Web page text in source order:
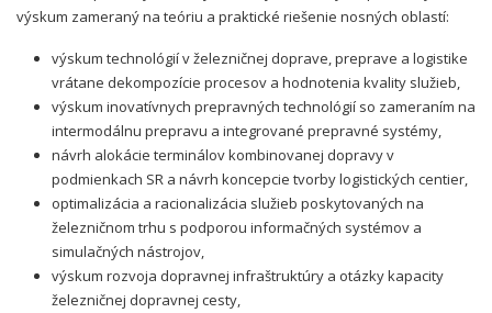
výskum zameraný na teóriu a praktické riešenie nosných oblastí:
výskum technológií v železničnej doprave, preprave a logistike
vrátane dekompozície procesov a hodnotenia kvality služieb,
výskum inovatívnych prepravných technológií so zameraním na
intermodálnu prepravu a integrované prepravné systémy,
návrh alokácie terminálov kombinovanej dopravy v
podmienkach SR a návrh koncepcie tvorby logistických centier,
optimalizácia a racionalizácia služieb poskytovaných na
železničnom trhu s podporou informačných systémov a
simulačných nástrojov,
výskum rozvoja dopravnej infraštruktúry a otázky kapacity
železničnej dopravnej cesty,